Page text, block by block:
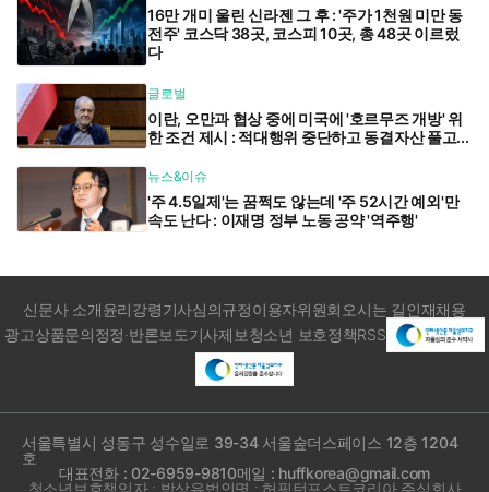
16만 개미 울린 신라젠 그 후 : '주가 1천원 미만 동
전주' 코스닥 38곳, 코스피 10곳, 총 48곳 이르렀
다
글로벌
이란, 오만과 협상 중에 미국에 '호르무즈 개방' 위
한 조건 제시 : 적대행위 중단하고 동결자산 풀고...
뉴스&이슈
'주 4.5일제'는 꿈쩍도 않는데 '주 52시간 예외'만
속도 난다 : 이재명 정부 노동 공약 '역주행'
신문사 소개윤리강령기사심의규정이용자위원회 오시는 길인재채용
광고상품문의정정·반론보도기사제보청소년 보호정책RSS
서울특별시 성동구 성수일로 39-34 서울숲더스페이스 12층 1204
호
대표전화 : 02-6959-9810메일 : huffkorea@gmail.com
청소년보호책임자 : 박상유법인명 : 허핑턴포스트코리아 주식회사